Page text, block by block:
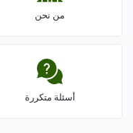
من نحن
أسئلة متكررة